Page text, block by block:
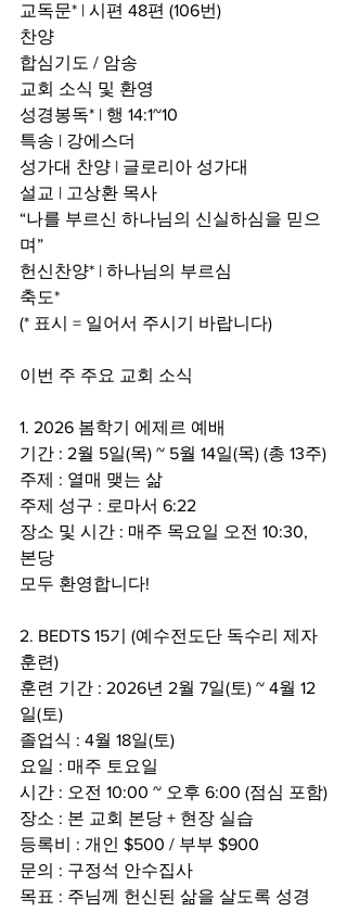
교독문* | 시편 48편 (106번)
찬양
합심기도 / 암송
교회 소식 및 환영
성경봉독* | 행 14:1~10
특송 | 강에스더
성가대 찬양 | 글로리아 성가대
설교 | 고상환 목사
“나를 부르신 하나님의 신실하심을 믿으
며”
헌신찬양* | 하나님의 부르심
축도*
(* 표시 = 일어서 주시기 바랍니다)
이번 주 주요 교회 소식
1. 2026 봄학기 에제르 예배
기간 : 2월 5일(목) ~ 5월 14일(목) (총 13주)
주제 : 열매 맺는 삶
주제 성구 : 로마서 6:22
장소 및 시간 : 매주 목요일 오전 10:30,
본당
모두 환영합니다!
2. BEDTS 15기 (예수전도단 독수리 제자
훈련)
훈련 기간 : 2026년 2월 7일(토) ~ 4월 12
일(토)
졸업식 : 4월 18일(토)
요일 : 매주 토요일
시간 : 오전 10:00 ~ 오후 6:00 (점심 포함)
장소 : 본 교회 본당 + 현장 실습
등록비 : 개인 $500 / 부부 $900
문의 : 구정석 안수집사
목표 : 주님께 헌신된 삶을 살도록 성경